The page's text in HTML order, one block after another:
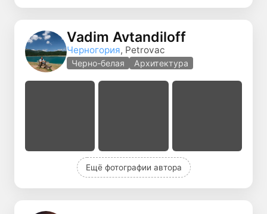
Vadim Avtandiloff
Черногория, Petrovac
Черно-белая Архитектура
Ещё фотографии автора